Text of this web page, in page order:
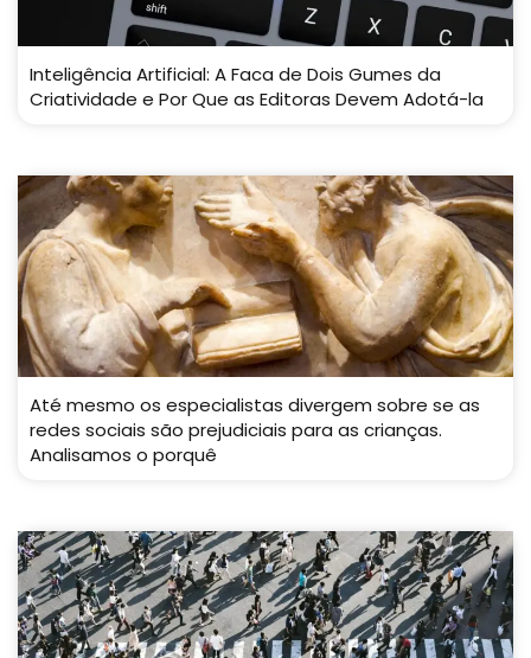
Inteligência Artificial: A Faca de Dois Gumes da
Criatividade e Por Que as Editoras Devem Adotá-la
Até mesmo os especialistas divergem sobre se as
redes sociais são prejudiciais para as crianças.
Analisamos o porquê